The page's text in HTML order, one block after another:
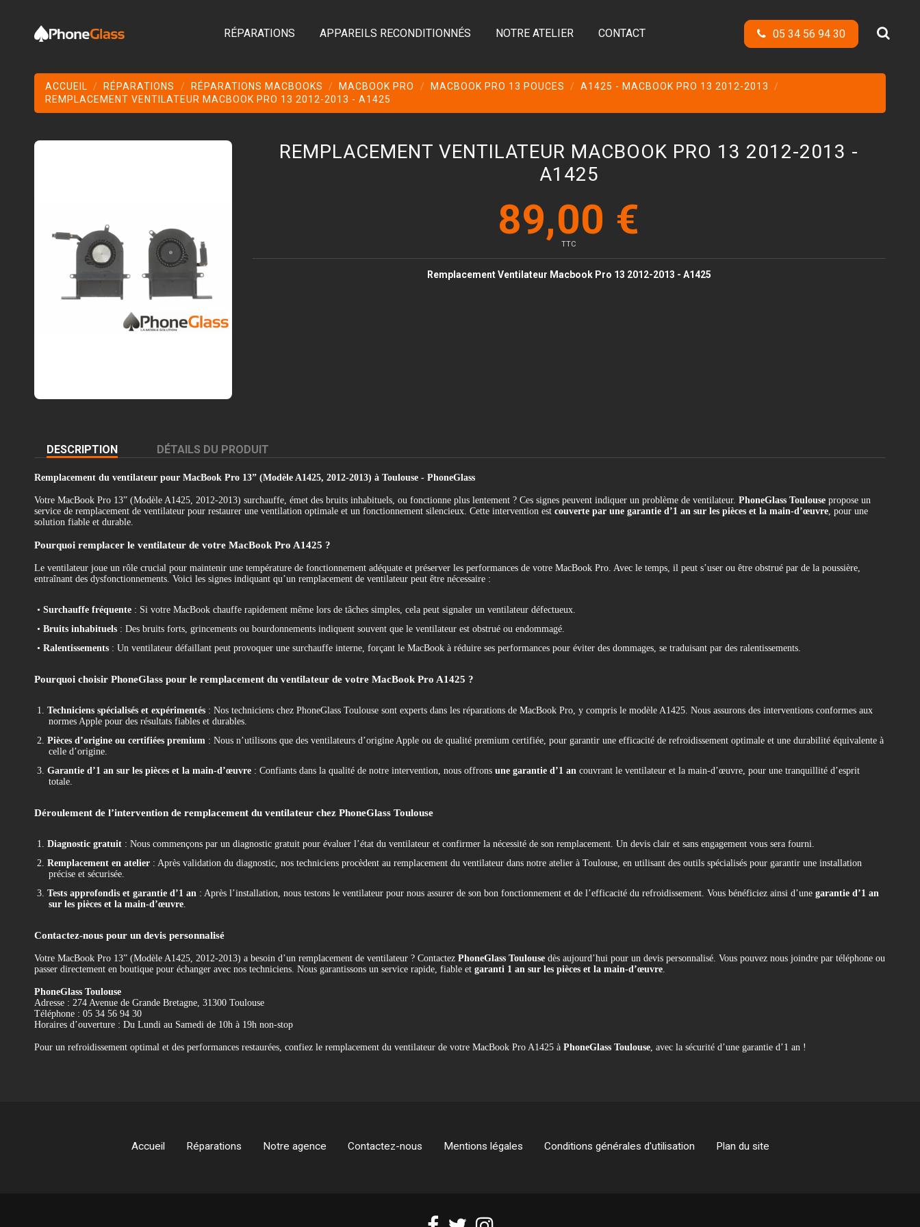
RÉPARATIONS APPAREILS RECONDITIONNÉS NOTRE ATELIER CONTACT 05 34 56 94 30
ACCUEIL RÉPARATIONS RÉPARATIONS MACBOOKS MACBOOK PRO MACBOOK PRO 13 POUCES
A1425 - MACBOOK PRO 13 2012-2013
REMPLACEMENT VENTILATEUR MACBOOK PRO 13 2012-2013 - A1425
REMPLACEMENT VENTILATEUR MACBOOK PRO 13 2012-2013 -
A1425
89,00 €
TTC
Remplacement Ventilateur Macbook Pro 13 2012-2013 - A1425
DESCRIPTION DÉTAILS DU PRODUIT
Remplacement du ventilateur pour MacBook Pro 13” (Modèle A1425, 2012-2013) à Toulouse - PhoneGlass
Votre MacBook Pro 13” (Modèle A1425, 2012-2013) surchauffe, émet des bruits inhabituels, ou fonctionne plus lentement ? Ces signes peuvent indiquer un problème de ventilateur. PhoneGlass Toulouse propose un
service de remplacement de ventilateur pour restaurer une ventilation optimale et un fonctionnement silencieux. Cette intervention est couverte par une garantie d’1 an sur les pièces et la main-d’œuvre, pour une
solution fiable et durable.
Pourquoi remplacer le ventilateur de votre MacBook Pro A1425 ?
Le ventilateur joue un rôle crucial pour maintenir une température de fonctionnement adéquate et préserver les performances de votre MacBook Pro. Avec le temps, il peut s’user ou être obstrué par de la poussière,
entraînant des dysfonctionnements. Voici les signes indiquant qu’un remplacement de ventilateur peut être nécessaire :
• Surchauffe fréquente : Si votre MacBook chauffe rapidement même lors de tâches simples, cela peut signaler un ventilateur défectueux.
• Bruits inhabituels : Des bruits forts, grincements ou bourdonnements indiquent souvent que le ventilateur est obstrué ou endommagé.
• Ralentissements : Un ventilateur défaillant peut provoquer une surchauffe interne, forçant le MacBook à réduire ses performances pour éviter des dommages, se traduisant par des ralentissements.
Pourquoi choisir PhoneGlass pour le remplacement du ventilateur de votre MacBook Pro A1425 ?
1. Techniciens spécialisés et expérimentés : Nos techniciens chez PhoneGlass Toulouse sont experts dans les réparations de MacBook Pro, y compris le modèle A1425. Nous assurons des interventions conformes aux
normes Apple pour des résultats fiables et durables.
2. Pièces d’origine ou certifiées premium : Nous n’utilisons que des ventilateurs d’origine Apple ou de qualité premium certifiée, pour garantir une efficacité de refroidissement optimale et une durabilité équivalente à
celle d’origine.
3. Garantie d’1 an sur les pièces et la main-d’œuvre : Confiants dans la qualité de notre intervention, nous offrons une garantie d’1 an couvrant le ventilateur et la main-d’œuvre, pour une tranquillité d’esprit
totale.
Déroulement de l’intervention de remplacement du ventilateur chez PhoneGlass Toulouse
1. Diagnostic gratuit : Nous commençons par un diagnostic gratuit pour évaluer l’état du ventilateur et confirmer la nécessité de son remplacement. Un devis clair et sans engagement vous sera fourni.
2. Remplacement en atelier : Après validation du diagnostic, nos techniciens procèdent au remplacement du ventilateur dans notre atelier à Toulouse, en utilisant des outils spécialisés pour garantir une installation
précise et sécurisée.
3. Tests approfondis et garantie d’1 an : Après l’installation, nous testons le ventilateur pour nous assurer de son bon fonctionnement et de l’efficacité du refroidissement. Vous bénéficiez ainsi d’une garantie d’1 an
sur les pièces et la main-d’œuvre.
Contactez-nous pour un devis personnalisé
Votre MacBook Pro 13” (Modèle A1425, 2012-2013) a besoin d’un remplacement de ventilateur ? Contactez PhoneGlass Toulouse dès aujourd’hui pour un devis personnalisé. Vous pouvez nous joindre par téléphone ou
passer directement en boutique pour échanger avec nos techniciens. Nous garantissons un service rapide, fiable et garanti 1 an sur les pièces et la main-d’œuvre.
PhoneGlass Toulouse
Adresse : 274 Avenue de Grande Bretagne, 31300 Toulouse
Téléphone : 05 34 56 94 30
Horaires d’ouverture : Du Lundi au Samedi de 10h à 19h non-stop
Pour un refroidissement optimal et des performances restaurées, confiez le remplacement du ventilateur de votre MacBook Pro A1425 à PhoneGlass Toulouse, avec la sécurité d’une garantie d’1 an !
Accueil Réparations Notre agence Contactez-nous Mentions légales Conditions générales d'utilisation Plan du site